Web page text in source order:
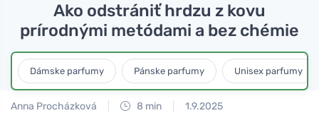
Ako odstrániť hrdzu z kovu
prírodnými metódami a bez chémie
Dámske parfumy Pánske parfumy Unisex parfumy
Anna Procházková 8 min 1.9.2025